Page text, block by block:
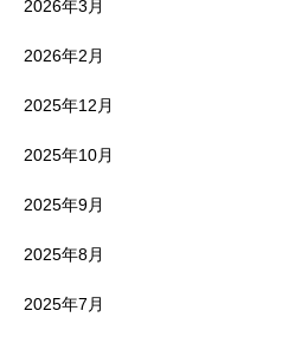
2026年3月
2026年2月
2025年12月
2025年10月
2025年9月
2025年8月
2025年7月